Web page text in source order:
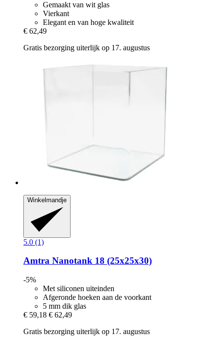
Gemaakt van wit glas
Vierkant
Elegant en van hoge kwaliteit
€ 62,49
Gratis bezorging uiterlijk op 17. augustus
Winkelmandje
5.0 (1)
Amtra Nanotank 18 (25x25x30)
-5%
Met siliconen uiteinden
Afgeronde hoeken aan de voorkant
5 mm dik glas
€ 59,18 € 62,49
Gratis bezorging uiterlijk op 17. augustus